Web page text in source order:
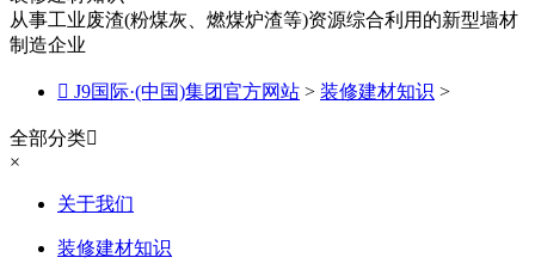
从事工业废渣(粉煤灰、燃煤炉渣等)资源综合利用的新型墙材
制造企业
 J9国际·(中国)集团官方网站 > 装修建材知识 >
全部分类
×
关于我们
装修建材知识